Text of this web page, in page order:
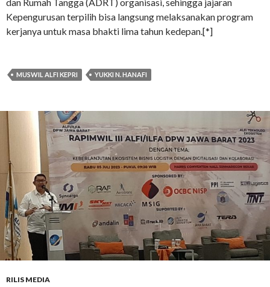
Kepengurusan terpilih bisa langsung melaksanakan program
kerjanya untuk masa bhakti lima tahun kedepan.[*]
MUSWIL ALFI KEPRI YUKKI N. HANAFI
RILIS MEDIA